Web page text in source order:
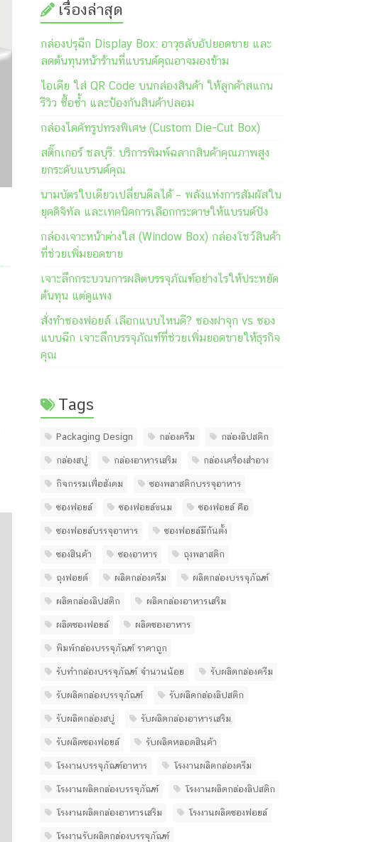
เรื่องล่าสุด
กล่องปรุฉีก Display Box: อาวุธลับอัปยอดขาย และ
ลดต้นทุนหน้าร้านที่แบรนด์คุณอาจมองข้าม
ไอเดีย ใส่ QR Code บนกล่องสินค้า ให้ลูกค้าสแกน
รีวิว ซื้อซ้ำ และป้องกันสินค้าปลอม
กล่องไดคัทรูปทรงพิเศษ (Custom Die-Cut Box)
สติ๊กเกอร์ ชลบุรี: บริการพิมพ์ฉลากสินค้าคุณภาพสูง
ยกระดับแบรนด์คุณ
นามบัตรใบเดียวเปลี่ยนดีลได้ – พลังแห่งการสัมผัสใน
ยุคดิจิทัล และเทคนิคการเลือกกระดาษให้แบรนด์ปัง
กล่องเจาะหน้าต่างใส (Window Box) กล่องโชว์สินค้า
ที่ช่วยเพิ่มยอดขาย
เจาะลึกกระบวนการผลิตบรรจุภัณฑ์อย่างไรให้ประหยัด
ต้นทุน แต่ดูแพง
สั่งทำซองฟอยล์ เลือกแบบไหนดี? ซองฝาจุก vs ซอง
แบบฉีก เจาะลึกบรรจุภัณฑ์ที่ช่วยเพิ่มยอดขายให้ธุรกิจ
คุณ
Tags
Packaging Design กล่องครีม กล่องลิปสติก
กล่องสบู่ กล่องอาหารเสริม กล่องเครื่องสำอาง
กิจกรรมเพื่อสังคม ซองพลาสติกบรรจุอาหาร
ซองฟอยล์ ซองฟอยล์ขนม ซองฟอยล์ คือ
ซองฟอยล์บรรจุอาหาร ซองฟอยล์มีก้นตั้ง
ซองสินค้า ซองอาหาร ถุงพลาสติก
ถุงฟอยด์ ผลิตกล่องครีม ผลิตกล่องบรรจุภัณฑ์
ผลิตกล่องลิปสติก ผลิตกล่องอาหารเสริม
ผลิตซองฟอยล์ ผลิตซองอาหาร
พิมพ์กล่องบรรจุภัณฑ์ ราคาถูก
รับทํากล่องบรรจุภัณฑ์ จํานวนน้อย รับผลิตกล่องครีม
รับผลิตกล่องบรรจุภัณฑ์ รับผลิตกล่องลิปสติก
รับผลิตกล่องสบู่ รับผลิตกล่องอาหารเสริม
รับผลิตซองฟอยล์ รับผลิตหลอดสินค้า
โรงงานบรรจุภัณฑ์อาหาร โรงงานผลิตกล่องครีม
โรงงานผลิตกล่องบรรจุภัณฑ์ โรงงานผลิตกล่องลิปสติก
โรงงานผลิตกล่องอาหารเสริม โรงงานผลิตซองฟอยล์
โรงงานรับผลิตกล่องบรรจุภัณฑ์